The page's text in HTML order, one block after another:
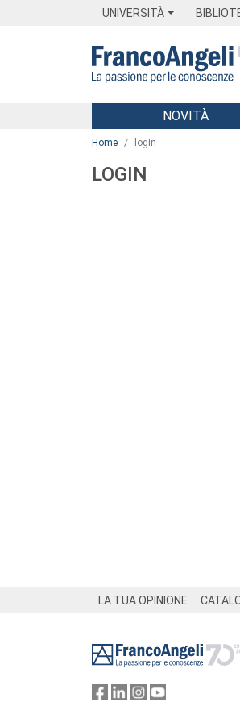
UNIVERSITÀ
Menu
NOVITÀ
Home login
LOGIN
LA TUA OPINIONE